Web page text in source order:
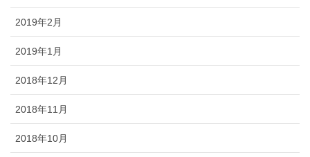
2019年2月
2019年1月
2018年12月
2018年11月
2018年10月